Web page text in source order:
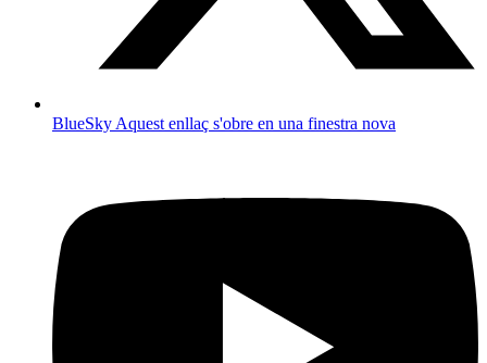
BlueSky Aquest enllaç s'obre en una finestra nova